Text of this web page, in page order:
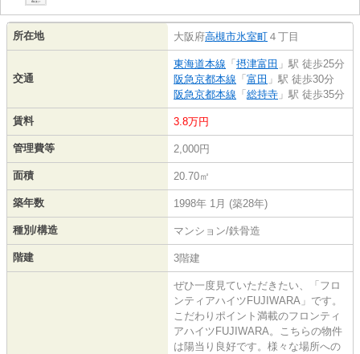
所在地 大阪府高槻市氷室町 ４丁目
交通
東海道本線 「 摂津富田 」駅 徒歩25分
阪急京都本線 「 富田 」駅 徒歩30分
阪急京都本線 「 総持寺 」駅 徒歩35分
賃料 3.8万円
管理費等 2,000円
面積 20.70㎡
築年数 1998年 1月 (築28年)
種別/構造 マンション/鉄骨造
階建 3階建
ぜひ一度見ていただきたい、「フロ
ンティアハイツFUJIWARA」です。
こだわりポイント満載のフロンティ
アハイツFUJIWARA。こちらの物件
は陽当り良好です。様々な場所への